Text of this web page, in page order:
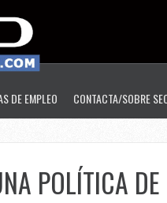
DE EMPLEO CONTACTA/SOBRE
POLÍTICA